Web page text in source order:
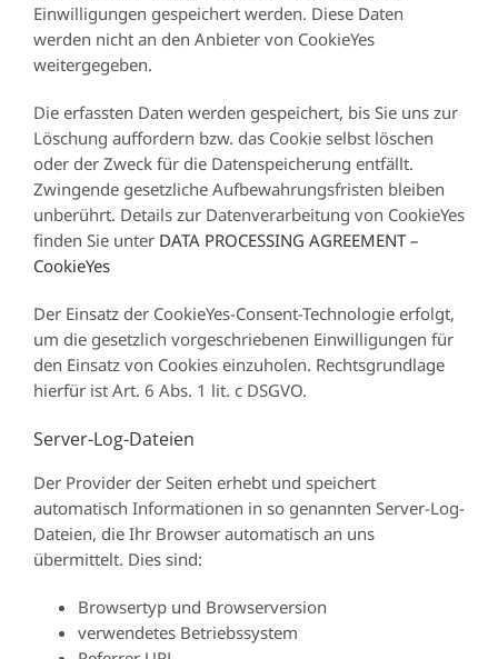
Einwilligungen gespeichert werden. Diese Daten
werden nicht an den Anbieter von CookieYes
weitergegeben.
Die erfassten Daten werden gespeichert, bis Sie uns zur
Löschung auffordern bzw. das Cookie selbst löschen
oder der Zweck für die Datenspeicherung entfällt.
Zwingende gesetzliche Aufbewahrungsfristen bleiben
unberührt. Details zur Datenverarbeitung von CookieYes
finden Sie unter DATA PROCESSING AGREEMENT –
CookieYes
Der Einsatz der CookieYes-Consent-Technologie erfolgt,
um die gesetzlich vorgeschriebenen Einwilligungen für
den Einsatz von Cookies einzuholen. Rechtsgrundlage
hierfür ist Art. 6 Abs. 1 lit. c DSGVO.
Server-Log-Dateien
Der Provider der Seiten erhebt und speichert
automatisch Informationen in so genannten Server-Log-
Dateien, die Ihr Browser automatisch an uns
übermittelt. Dies sind:
Browsertyp und Browserversion
verwendetes Betriebssystem